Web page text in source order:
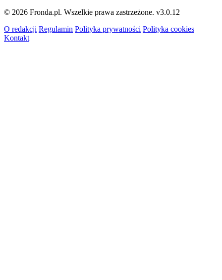
© 2026 Fronda.pl. Wszelkie prawa zastrzeżone. v3.0.12
O redakcji Regulamin Polityka prywatności Polityka cookies
Kontakt